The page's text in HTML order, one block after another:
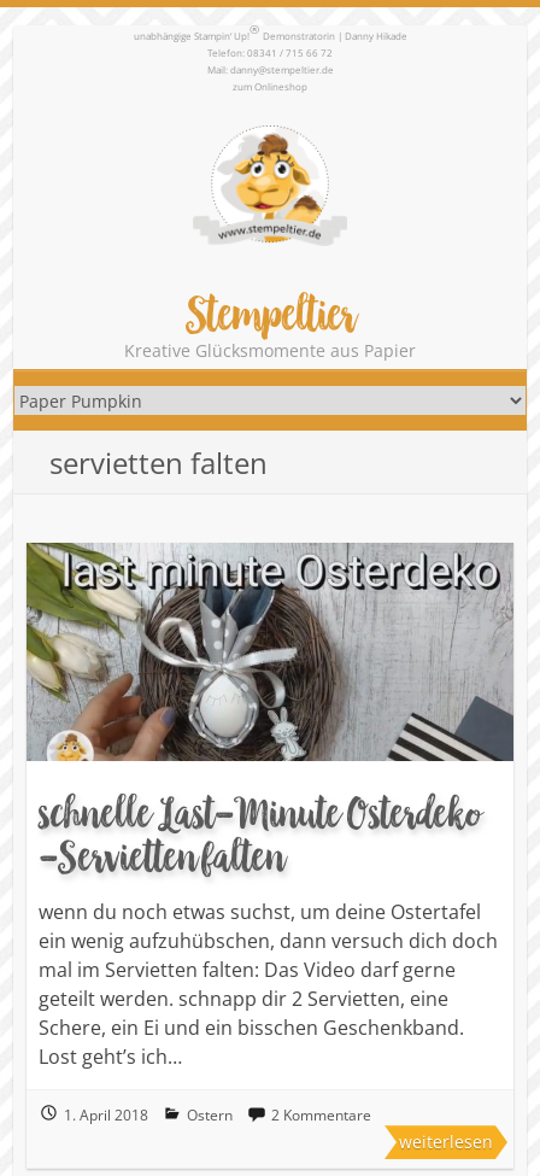
unabhängige Stampin‘ Up!® Demonstratorin | Danny Hikade
Telefon: 08341 / 715 66 72
Mail:danny@stempeltier.de
zumOnlineshop
Stempeltier
Kreative Glücksmomente aus Papier
servietten falten
schnelle Last-Minute Osterdeko
-Servietten falten
wenn du noch etwas suchst, um deine Ostertafel
ein wenig aufzuhübschen, dann versuch dich doch
mal im Servietten falten: Das Video darf gerne
geteilt werden. schnapp dir 2 Servietten, eine
Schere, ein Ei und ein bisschen Geschenkband.
Lost geht’s ich…
1. April 2018 Ostern 2 Kommentare
weiterlesen